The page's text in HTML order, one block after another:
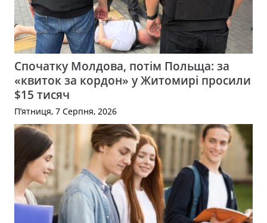
Спочатку Молдова, потім Польща: за
«квиток за кордон» у Житомирі просили
$15 тисяч
П’ятниця, 7 Серпня, 2026